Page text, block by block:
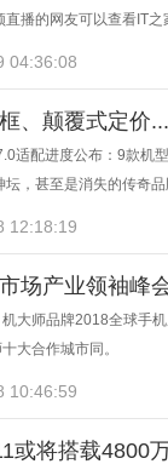
直播的网友可以查看IT之
04:36:08
、颠覆式定价
适配进度公布：9款机
，甚至是消失的传奇品
12:18:19
场产业领袖峰
大师品牌2018全球手
大合作城市同。
10:46:59
或将搭载4800